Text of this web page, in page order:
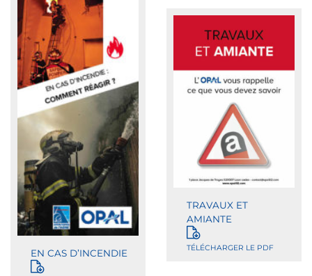
EN CAS D’INCENDIE
TRAVAUX ET
AMIANTE
TÉLÉCHARGER LE PDF